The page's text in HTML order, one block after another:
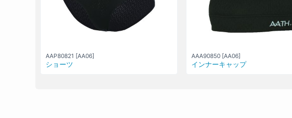
AAP80821 [AA06]
ショーツ
AAA90850 [AA06]
インナーキャップ